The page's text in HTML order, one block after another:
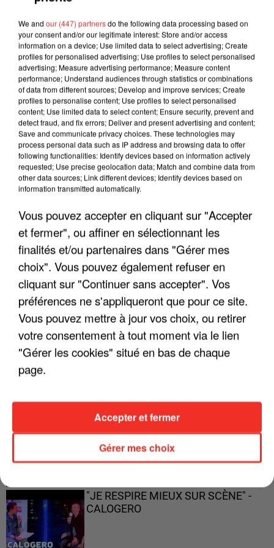
FRANCE
"JE SUIS À DISPOSITION DES
ENFOIRÉS"
"ON A TOUS LE TRAC"
"ON N'EST PAS DES PARENTS
PARFAITS"
"JE RESPIRE MIEUX SUR SCÈNE" -
CALOGERO
We and our (447) partnersdo the following data processing based on
your consent and/or our legitimate interest: Store and/or access
information on a device; Use limited data to select advertising; Create
profiles for personalised advertising; Use profiles to select personalised
advertising; Measure advertising performance; Measure content
performance; Understand audiences through statistics or combinations
of data from different sources; Develop and improve services; Create
profiles to personalise content; Use profiles to select personalised
content; Use limited data to select content; Ensure security, prevent and
detect fraud, and fix errors; Deliver and present advertising and content;
Save and communicate privacy choices. These technologies may
process personal data such as IP address and browsing data to offer
following functionalities: Identify devices based on information actively
requested; Use precise geolocation data; Match and combine data from
other data sources; Link different devices; Identify devices based on
information transmitted automatically.
Vous pouvez accepter en cliquant sur "Accepter
et fermer", ou affiner en sélectionnant les
finalités et/ou partenaires dans "Gérer mes
choix". Vous pouvez également refuser en
cliquant sur "Continuer sans accepter". Vos
préférences ne s'appliqueront que pour ce site.
Vous pouvez mettre à jour vos choix, ou retirer
votre consentement à tout moment via le lien
"Gérer les cookies" situé en bas de chaque
page.
Gérer mes choix
Accepter et fermer